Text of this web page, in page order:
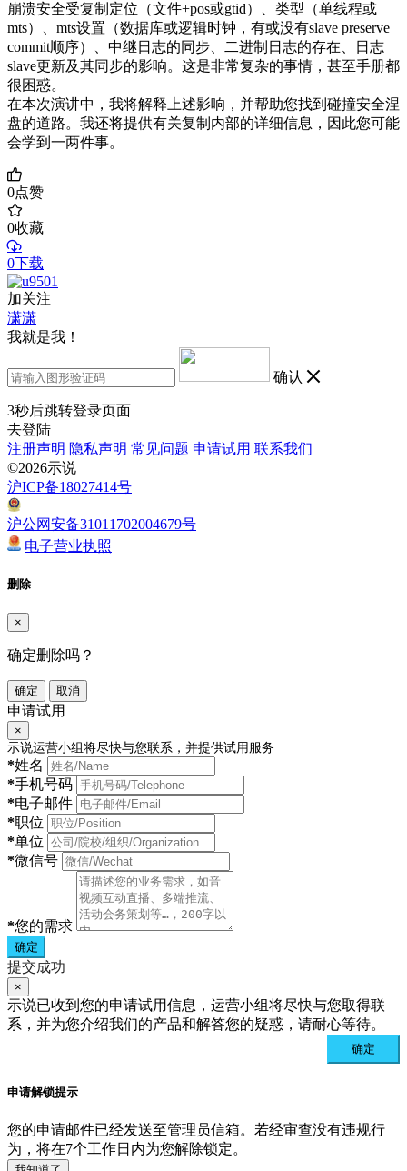
崩溃安全受复制定位（文件+pos或gtid）、类型（单线程或
mts）、mts设置（数据库或逻辑时钟，有或没有slave preserve
commit顺序）、中继日志的同步、二进制日志的存在、日志
slave更新及其同步的影响。这是非常复杂的事情，甚至手册都
很困惑。
在本次演讲中，我将解释上述影响，并帮助您找到碰撞安全涅
盘的道路。我还将提供有关复制内部的详细信息，因此您可能
会学到一两件事。
0点赞
0收藏
0下载
加关注
潇潇
我就是我！
确认
3秒后跳转登录页面
去登陆
注册声明 隐私声明 常见问题 申请试用 联系我们
©2026示说
沪ICP备18027414号
沪公网安备31011702004679号
电子营业执照
删除
×
确定删除吗？
确定 取消
申请试用
×
示说运营小组将尽快与您联系，并提供试用服务
*姓名
*手机号码
*电子邮件
*职位
*单位
*微信号
*您的需求
确定
提交成功
×
示说已收到您的申请试用信息，运营小组将尽快与您取得联
系，并为您介绍我们的产品和解答您的疑惑，请耐心等待。
确定
申请解锁提示
您的申请邮件已经发送至管理员信箱。若经审查没有违规行
为，将在7个工作日内为您解除锁定。